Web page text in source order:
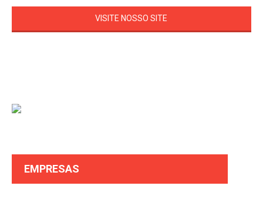
VISITE NOSSO SITE
EMPRESAS